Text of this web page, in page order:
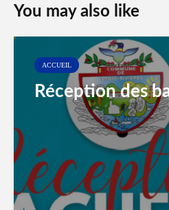
You may also like
ACCUEIL
Réception des